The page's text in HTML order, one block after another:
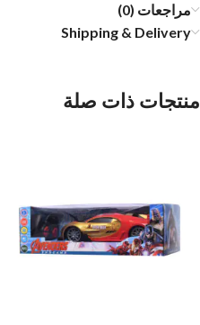
مراجعات (0)
Shipping & Delivery
منتجات ذات صلة